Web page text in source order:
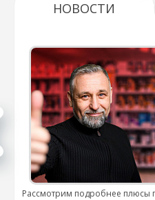
НОВОСТИ
Рассмотрим подробнее плюсы